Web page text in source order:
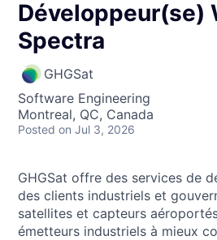
Développeur(se)
Spectra
GHGSat
Software Engineering
Montreal, QC, Canada
Posted on Jul 3, 2026
GHGSat offre des services de
des clients industriels et
satellites et capteurs
émetteurs industriels à mieux